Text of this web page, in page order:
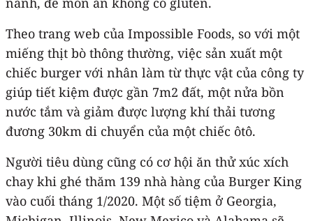
Theo trang web của Impossible Foods, so với một
miếng thịt bò thông thường, việc sản xuất một
chiếc burger với nhân làm từ thực vật của công ty
giúp tiết kiệm được gần 7m2 đất, một nửa bồn
nước tắm và giảm được lượng khí thải tương
đương 30km di chuyển của một chiếc ôtô.
Người tiêu dùng cũng có cơ hội ăn thử xúc xích
chay khi ghé thăm 139 nhà hàng của Burger King
vào cuối tháng 1/2020. Một số tiệm ở Georgia,